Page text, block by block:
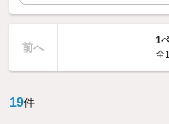
前へ
1
全
19件